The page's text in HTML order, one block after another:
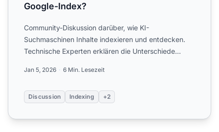
Google-Index?
Community-Diskussion darüber, wie KI-
Suchmaschinen Inhalte indexieren und entdecken.
Technische Experten erklären die Unterschiede
Jan 5, 2026 6 Min. Lesezeit
Discussion Indexing +2